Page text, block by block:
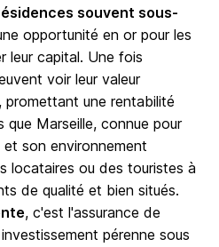
souvent sous-
opportunité en or pour les
leur capital. Une fois
voir leur valeur
une rentabilité
Marseille, connue pour
son environnement
locataires ou des touristes à
de qualité et bien situés.
, c'est l'assurance de
pérenne sous